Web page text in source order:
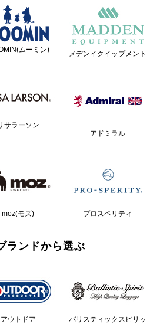
ムーミン) メデンイクイップメント
サラーソン
アドミラル
moz(モズ) プロスペリティ
ランドから選ぶ
アウトドア
バリスティックスピリッ